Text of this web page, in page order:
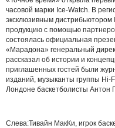
часовой марки Ice-Watch. В
эксклюзивным дистрибьютором
продукцию с помощью
состоялась официальная
«Марадона» генеральный
рассказал об истории и
приглашенных гостей были
изданий, музыканты группы Hi-
Лондоне баскетболисты Антон
Слева:Тивайн МакКи, игрок